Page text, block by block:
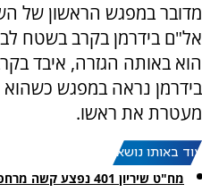
מדובר במפגש הראשון של
אל"ם בידרמן בקרב בשטח
הוא באותה הגזרה, איבד
בידרמן נראה במפגש
מעטרת את ראשו.
עוד באותו נושא:
מח"ט שיריון 401 נפצע קשה מרחפן נפץ